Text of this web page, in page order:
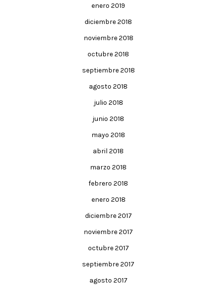
enero 2019
diciembre 2018
noviembre 2018
octubre 2018
septiembre 2018
agosto 2018
julio 2018
junio 2018
mayo 2018
abril 2018
marzo 2018
febrero 2018
enero 2018
diciembre 2017
noviembre 2017
octubre 2017
septiembre 2017
agosto 2017